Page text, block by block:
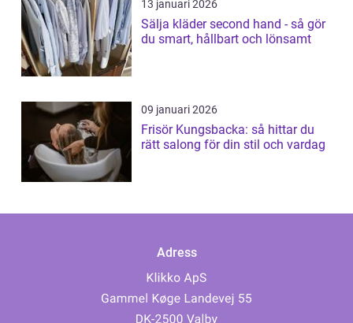
13 januari 2026
Sälja kläder second hand - så gör
du smart, hållbart och lönsamt
09 januari 2026
Frisör Kungsbacka: så hittar du
rätt salong för din stil och vardag
Adress